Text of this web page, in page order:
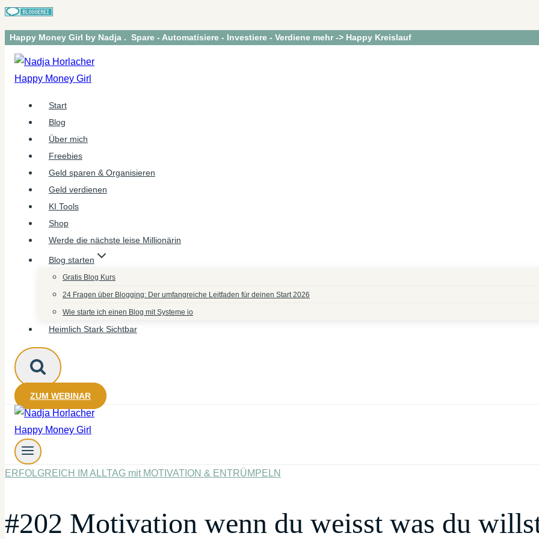
Zum
Inhalt
Happy Money Girl by Nadja . Spare - Automatisiere - Investiere - Verdiene mehr -> Happy Kreislauf
Start
Blog
Über mich
Freebies
Geld sparen & Organisieren
Geld verdienen
KI Tools
Shop
Werde die nächste leise Millionärin
Blog starten
Gratis Blog Kurs
24 Fragen über Blogging: Der umfangreiche Leitfaden für deinen Start 2026
Wie starte ich einen Blog mit Systeme io
Heimlich Stark Sichtbar
ZUM WEBINAR
ERFOLGREICH IM ALLTAG mit MOTIVATION & ENTRÜMPELN
#202 Motivation wenn du weisst was du